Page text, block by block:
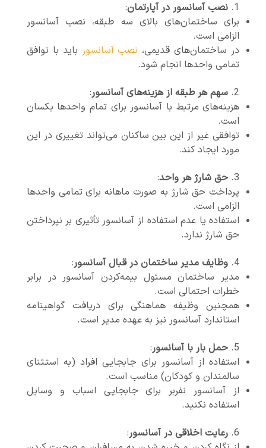
نصب آسانسور در آپارتمان:
برای ساختمان‌های بالای سه طبقه، نصب آسانسور
الزامی است.
در ساختمان‌های قدیمی، نصب آسانسور باید با توافق
تمامی واحدها انجام شود.
سهم هر طبقه از هزینه‌های آسانسور:
هزینه‌های مرتبط با آسانسور برای تمام واحدها یکسان
است.
توافقی غیر از این بین ساکنان می‌تواند تغییری در این
مورد ایجاد کند.
حق شارژ هر واحد:
پرداخت حق شارژ به صورت ماهانه برای تمامی واحدها
الزامی است.
استفاده یا عدم استفاده از آسانسور تأثیری بر نپرداختن
حق شارژ ندارد.
وظایف مدیر ساختمان در قبال آسانسور:
مدیر ساختمان مسئول بیمه‌کردن آسانسور در برابر
خطرات احتمالی است.
همچنین وظیفه هماهنگی برای دریافت گواهینامه
استاندارد آسانسور نیز به عهده مدیر است.
حمل بار با آسانسور:
استفاده از آسانسور برای جابجایی افراد (به استثنای
سالمندان و کودکان) مناسب است.
از آسانسور نفربر برای جابجایی اسباب و وسایل
استفاده نکنید.
رعایت اخلاقی در آسانسور: